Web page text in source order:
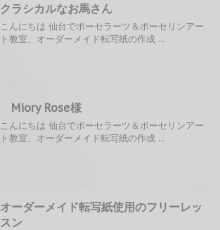
クラシカルなお馬さん
こんにちは 仙台でポーセラーツ＆ポーセリンアー
ト教室、オーダーメイド転写紙の作成 ...
Miory Rose様
こんにちは 仙台でポーセラーツ＆ポーセリンアー
ト教室、オーダーメイド転写紙の作成 ...
オーダーメイド転写紙使用のフリーレッ
スン